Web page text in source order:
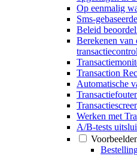
Op eenmalig
Sms-
Beleid
Berekenen van
Transaction
Automatische
Werken met
A/B-tests